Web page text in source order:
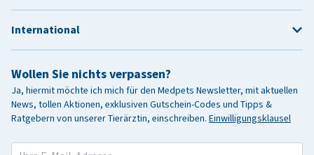
Wollen Sie nichts verpassen?
Ja, hiermit möchte ich mich für den Medpets Newsletter, mit aktuellen
News, tollen Aktionen, exklusiven Gutschein-Codes und Tipps &
Ratgebern von unserer Tierärztin, einschreiben. Einwilligungsklausel
International